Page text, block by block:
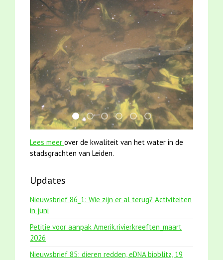
jun2021 28 brasem en rietvoorns 4a
smoelenboek fifi en karper nieuwsbrief-
mei2021 watervogelmethode fuut
karper met kattenklimtouw
mei2021 1 snoekje elly
jun2021 zaklv 5
Lees meer over de kwaliteit van het water in de
stadsgrachten van Leiden.
Updates
Nieuwsbrief 86_1: Wie zijn er al terug? Activiteiten
in juni
Petitie voor aanpak Amerik.rivierkreeften_maart
2026
Nieuwsbrief 85: dieren redden, eDNA bioblitz, 19